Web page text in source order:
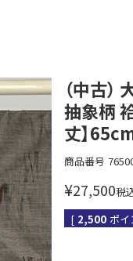
（中古
抽象柄
丈】
商品番号
¥27,500税
[ 2,500 ポイ